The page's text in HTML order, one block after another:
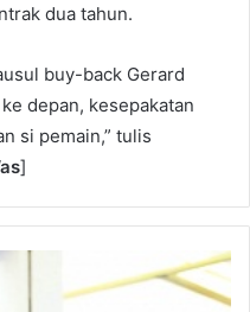
dua tahun.
buy-back Gerard
depan, kesepakatan
si pemain,” tulis
]